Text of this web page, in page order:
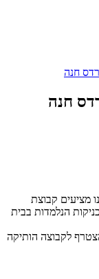
חנה
חנה
מציעים קבוצת
הנלמדות בבית
לקבוצה הותיקה